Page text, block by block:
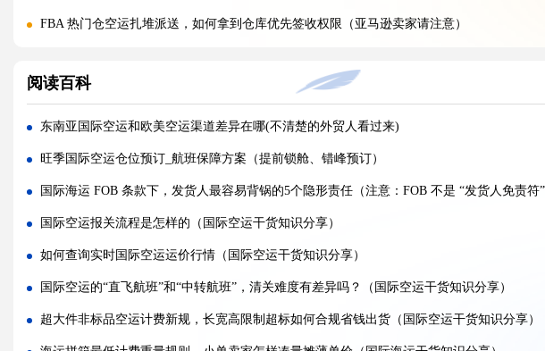
FBA 热门仓空运扎堆派送，如何拿到仓库优先签收权限（亚马逊卖家请注意）
FBA 热门仓派送预约爆满，快递直送和海外仓中转派送，哪种入仓效率更高?(亚马逊卖家请
空运标签受潮模糊，货物落地港口还能远程安排重贴标签补救吗?(国际空运干货知识分享)
FBA 热门仓预约紧张，空运落地后怎样加急拖车快速入仓排队?(国际空运干货知识分享)
旺季航空甩货高发，包机、固定舱位、散货仓位抗延误能力差别在哪（国际空运干货知识分
地缘冲突航线空运，临时绕飞会产生哪些隐性时长与成本损耗（国际空运干货知识分享）
预清关空运落地依旧被扣，大概率是哪几项前置申报资料出现漏洞（内附规避方案）
空运 HS 编码归类轻微偏差，海关放行后还会追溯回溯征税处罚吗（国际空运干货知识分享）
空运 AWB 航空运单信息填错，货物起飞后还有哪些合规修改补救方式（国际空运干货知识
包板空运与散货订舱，旺季哪一种模式抗排仓能力更强?(国际空运干货知识分享)
阅读百科
东南亚国际空运和欧美空运渠道差异在哪(不清楚的外贸人看过来)
旺季国际空运仓位预订_航班保障方案（提前锁舱、错峰预订）
国际海运 FOB 条款下，发货人最容易背锅的5个隐形责任（注意：FOB 不是 “发货人免责符”
国际空运报关流程是怎样的（国际空运干货知识分享）
如何查询实时国际空运运价行情（国际空运干货知识分享）
国际空运的“直飞航班”和“中转航班”，清关难度有差异吗？（国际空运干货知识分享）
超大件非标品空运计费新规，长宽高限制超标如何合规省钱出货（国际空运干货知识分享）